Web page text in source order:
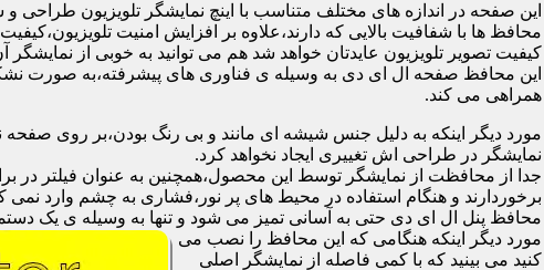
این صفحه در اندازه های مختلف متناسب با اینچ نمایشگر تلویزیون طراحی
کیفیت تصویر تلویزیون عایدتان خواهد شد هم می توانید به خوبی از نمایشگر
این محافظ صفحه ال ای دی به وسیله ی فناوری های پیشرفته،به صورت
همراهی می کند.
مورد دیگر اینکه به دلیل جنس شیشه ای مانند و بی رنگ بودن،بر روی
نمایشگر در طراحی اش تغییری ایجاد نخواهد کرد.
برخوردارند و هنگام استفاده در محیط های پر نور،فشاری به چشم وارد نمی
محافظ پنل ال ای دی حتی به آسانی تمیز می شود و تنها به وسیله ی یک
مورد دیگر اینکه هنگامی که این محافظ را نصب می
کنید می بینید که با کمی فاصله از نمایشگر اصلی